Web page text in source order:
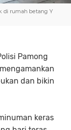
di rumah betang Y
Pamong
dan bikin
keras